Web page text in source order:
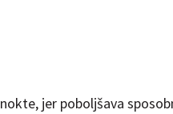
jer poboljšava